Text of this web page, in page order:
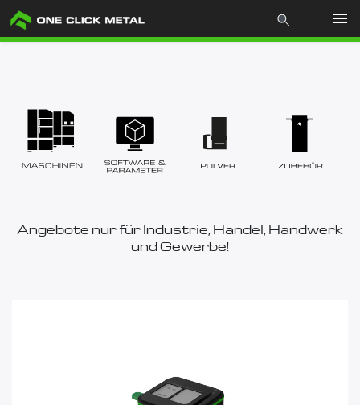
Industrien
Angebote nur für Industrie, Handel, Handwerk
und Gewerbe!